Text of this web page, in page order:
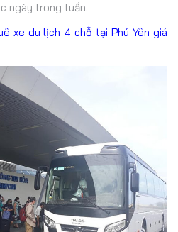
ngày trong tuần.
xe du lịch 4 chỗ tại Phú Yên giá